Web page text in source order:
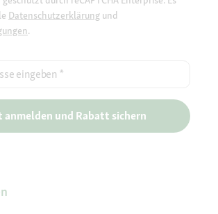
Datenschutzerklärung und
.
eingeben *
anmelden und Rabatt sichern